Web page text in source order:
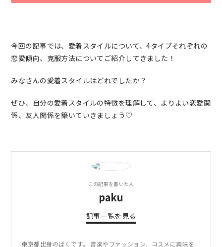
今回の記事では、愛着スタイルについて、4タイプそれぞれの
恋愛傾向、克服方法についてご紹介してきました！
みなさんの愛着スタイルはどれでしたか？
ぜひ、自分の愛着スタイルの特徴を理解して、よりよい恋愛関
係、友人関係を築いていきましょう♡
この記事を書いた人
paku
記事一覧を見る
東京都出身のぱくです。 音楽やファッション、コスメに興味を